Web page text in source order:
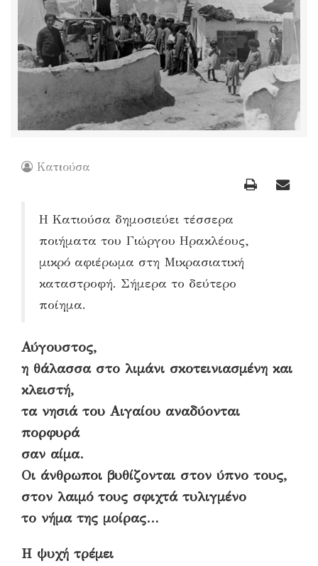
Κατιούσα
Η Κατιούσα δημοσιεύει τέσσερα
ποιήματα του Γιώργου Ηρακλέους,
μικρό αφιέρωμα στη Μικρασιατική
καταστροφή. Σήμερα το δεύτερο
ποίημα.
Αύγουστος,
η θάλασσα στο λιμάνι σκοτεινιασμένη και
κλειστή,
τα νησιά του Αιγαίου αναδύονται
πορφυρά
σαν αίμα.
Οι άνθρωποι βυθίζονται στον ύπνο τους,
στον λαιμό τους σφιχτά τυλιγμένο
το νήμα της μοίρας…
Η ψυχή τρέμει